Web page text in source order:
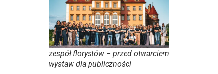
zespół florystów – przed otwarciem
wystaw dla publiczności